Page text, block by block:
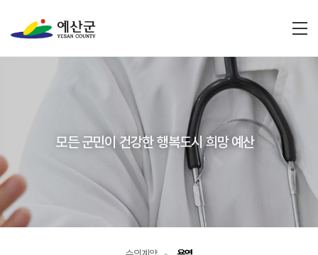
모든 군민이 건강한 행복도시 희망 예산